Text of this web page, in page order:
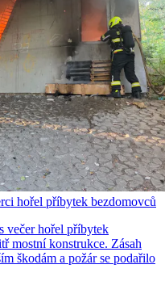
hořel příbytek bezdomovců
večer hořel příbytek
mostní konstrukce. Zásah
škodám a požár se podařilo